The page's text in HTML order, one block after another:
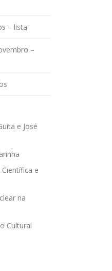
– lista
–
e José
e
na
Cultural